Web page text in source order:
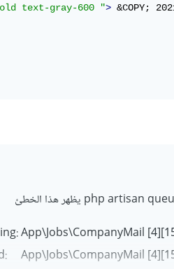
text-gray-600 "> &COPY;